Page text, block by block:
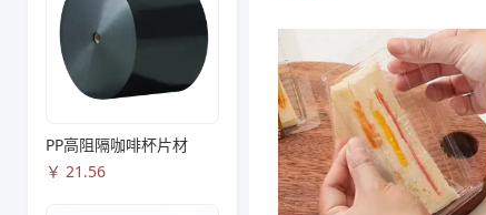
PP高阻隔咖啡杯片材
￥ 21.56